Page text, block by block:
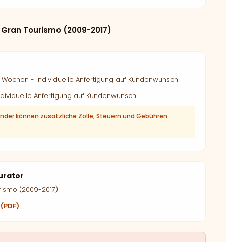
Gran Tourismo (2009-2017)
- individuelle Anfertigung auf Kundenwunsch
Anfertigung auf Kundenwunsch
können zusätzliche Zölle, Steuern und Gebühren
(2009-2017)